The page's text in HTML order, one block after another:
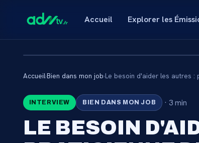
Accueil Explorer les
CONTENU
Accueil›Bien dans mon job›Le besoin d'aider les autres :
INTERVIEW BIEN DANS MON JOB · 3 min
LE BESOIN